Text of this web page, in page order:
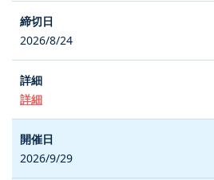
2026/8/24
詳細
2026/9/29